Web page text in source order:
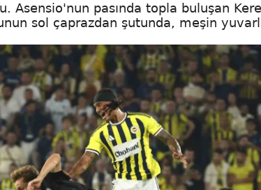
Asensio'nun pasında topla buluşan
sol çaprazdan şutunda, meşin